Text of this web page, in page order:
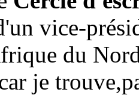
vice-
du
je